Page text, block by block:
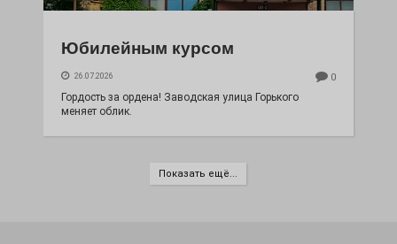
Юбилейным курсом
26.07.2026 0
Гордость за ордена! Заводская улица Горького
меняет облик.
Показать ещё...